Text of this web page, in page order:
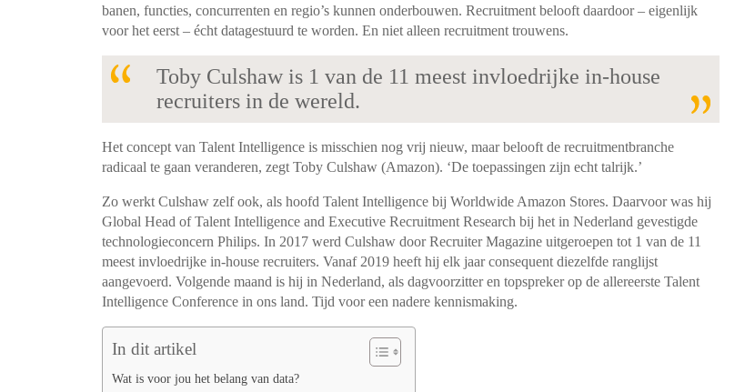
banen, functies, concurrenten en regio’s kunnen onderbouwen. Recruitment belooft daardoor – eigenlijk
voor het eerst – écht datagestuurd te worden. En niet alleen recruitment trouwens.
Toby Culshaw is 1 van de 11 meest invloedrijke in-house
recruiters in de wereld.
Het concept van Talent Intelligence is misschien nog vrij nieuw, maar belooft de recruitmentbranche
radicaal te gaan veranderen, zegt Toby Culshaw (Amazon). ‘De toepassingen zijn echt talrijk.’
Zo werkt Culshaw zelf ook, als hoofd Talent Intelligence bij Worldwide Amazon Stores. Daarvoor was hij
Global Head of Talent Intelligence and Executive Recruitment Research bij het in Nederland gevestigde
technologieconcern Philips. In 2017 werd Culshaw door Recruiter Magazine uitgeroepen tot 1 van de 11
meest invloedrijke in-house recruiters. Vanaf 2019 heeft hij elk jaar consequent diezelfde ranglijst
aangevoerd. Volgende maand is hij in Nederland, als dagvoorzitter en topspreker op de allereerste Talent
Intelligence Conference in ons land. Tijd voor een nadere kennismaking.
In dit artikel
Wat is voor jou het belang van data?